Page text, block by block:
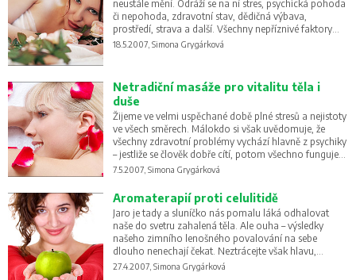
neustále mění. Odráží se na ní stres, psychická pohoda
či nepohoda, zdravotní stav, dědičná výbava,
prostředí, strava a další. Všechny nepříznivé faktory
sice neovlivníme, ale volbou správné kometiky,
18.5.2007, Simona Grygárková
Netradiční masáže pro vitalitu těla i
duše
Žijeme ve velmi uspěchané době plné stresů a nejistoty
ve všech směrech. Málokdo si však uvědomuje, že
všechny zdravotní problémy vychází hlavně z psychiky
– jestliže se člověk dobře cítí, potom všechno funguje
tak, jak má. Dnes vám představíme tři masážní
energií organismu a energiemi, jež nacházíme všude
kolem nás.
7.5.2007, Simona Grygárková
Aromaterapií proti celulitidě
Jaro je tady a sluníčko nás pomalu láká odhalovat
naše do svetru zahalená těla. Ale ouha – výsledky
našeho zimního lenošného povalování na sebe
dlouho nenechají čekat. Neztrácejte však hlavu,
přinášíme vám zaručené recepty, jak snadno a hlavně
27.4.2007, Simona Grygárková